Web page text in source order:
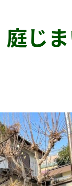
じ